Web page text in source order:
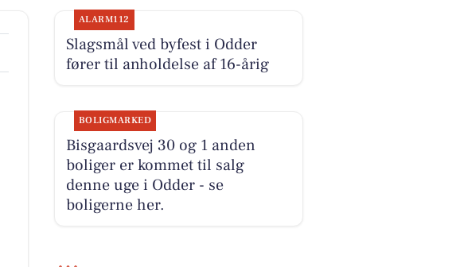
ALARM112
Slagsmål ved byfest i Odder
fører til anholdelse af 16-årig
BOLIGMARKED
Bisgaardsvej 30 og 1 anden
boliger er kommet til salg
denne uge i Odder - se
boligerne her.